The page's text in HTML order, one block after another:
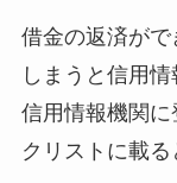
借金の返済が
しまうと信用
信用情報機関
クリストに載る